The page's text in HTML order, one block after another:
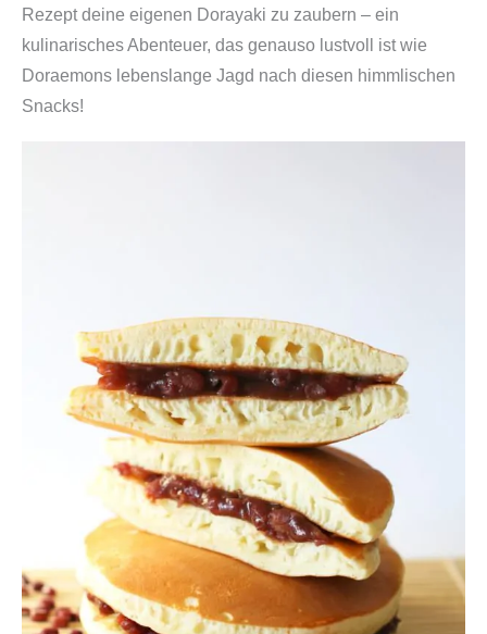
Rezept deine eigenen Dorayaki zu zaubern – ein
kulinarisches Abenteuer, das genauso lustvoll ist wie
Doraemons lebenslange Jagd nach diesen himmlischen
Snacks!